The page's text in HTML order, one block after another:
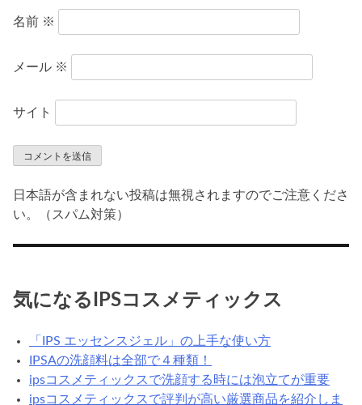
名前 ※
メール ※
サイト
日本語が含まれない投稿は無視されますのでご注意くださ
い。（スパム対策）
気になるIPSコスメティックス
「IPS エッセンスジェル」の上手な使い方
IPSAの洗顔料は全部で４種類！
ipsコスメティックスで洗顔する時には泡立てが重要
ipsコスメティックスで評判が高い厳選商品を紹介しま